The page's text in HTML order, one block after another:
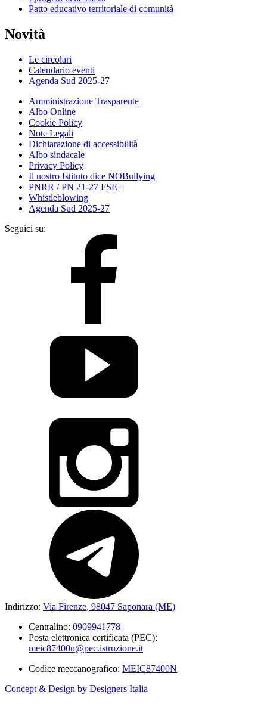
Patto educativo territoriale di comunità
Novità
Le circolari
Calendario eventi
Agenda Sud 2025-27
Amministrazione Trasparente
Albo Online
Cookie Policy
Note Legali
Dichiarazione di accessibilità
Albo sindacale
Privacy Policy
Il nostro Istituto dice NOBullying
PNRR / PN 21-27 FSE+
Whistleblowing
Agenda Sud 2025-27
Seguici su:
Indirizzo: Via Firenze, 98047 Saponara (ME)
Centralino: 0909941778
Posta elettronica certificata (PEC):
meic87400n@pec.istruzione.it
Codice meccanografico: MEIC87400N
Concept & Design by Designers Italia